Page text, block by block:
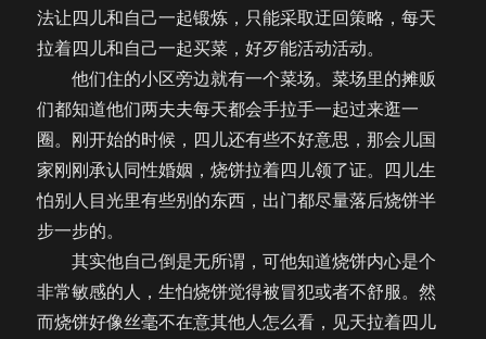
法让四儿和自己一起锻炼，只能采取迂回策略，每天
拉着四儿和自己一起买菜，好歹能活动活动。
他们住的小区旁边就有一个菜场。菜场里的摊贩
们都知道他们两夫夫每天都会手拉手一起过来逛一
圈。刚开始的时候，四儿还有些不好意思，那会儿国
家刚刚承认同性婚姻，烧饼拉着四儿领了证。四儿生
怕别人目光里有些别的东西，出门都尽量落后烧饼半
步一步的。
其实他自己倒是无所谓，可他知道烧饼内心是个
非常敏感的人，生怕烧饼觉得被冒犯或者不舒服。然
而烧饼好像丝毫不在意其他人怎么看，见天拉着四儿